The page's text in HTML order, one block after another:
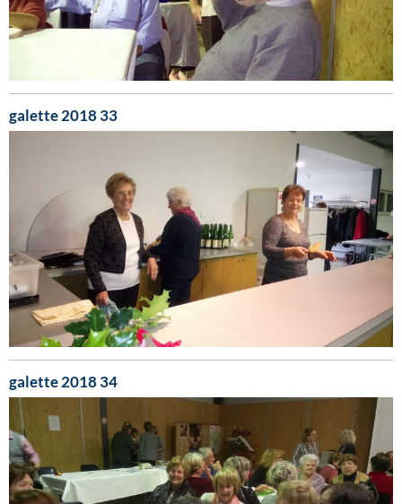
galette 2018 33
galette 2018 34